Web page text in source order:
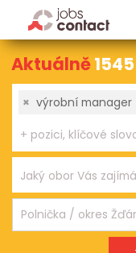
Aktuálně1545
× výrobní manager